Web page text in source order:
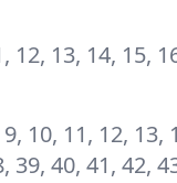
12, 13, 14, 15,
10, 11, 12,
39, 40, 41, 42,